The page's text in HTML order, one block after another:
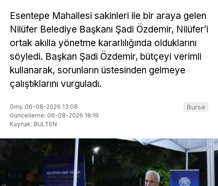
Esentepe Mahallesi sakinleri ile bir araya gelen
Nilüfer Belediye Başkanı Şadi Özdemir, Nilüfer’i
ortak akılla yönetme kararlılığında olduklarını
söyledi. Başkan Şadi Özdemir, bütçeyi verimli
kullanarak, sorunların üstesinden gelmeye
çalıştıklarını vurguladı.
Giriş: 06-08-2026 13:08
Güncelleme: 06-08-2026 18:19
Kaynak: BULTEN
Bursa